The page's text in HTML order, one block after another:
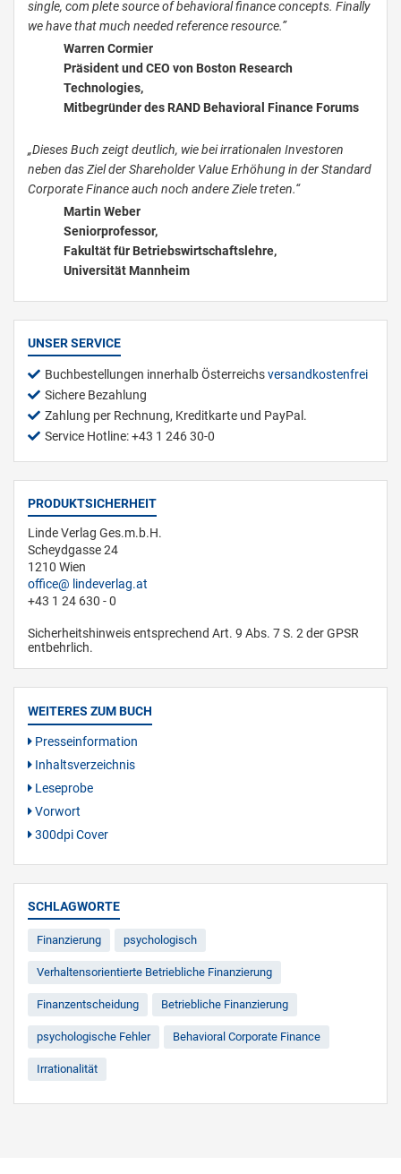
single, com­ plete source of behavioral finance concepts. Finally
we have that much needed reference resource.”
Warren Cormier
Präsident und CEO von Boston Research
Technologies,
Mitbegründer des RAND Behavioral Finance Forums
„Dieses Buch zeigt deutlich, wie bei irrationalen Investoren
neben das Ziel der Shareholder Value­ Erhöhung in der Standard
Cor­porate Finance auch noch andere Ziele treten.“
Martin Weber
Seniorprofessor,
Fakultät für Betriebswirtschaftslehre,
Universität Mannheim
UNSER SERVICE
Buchbestellungen innerhalb Österreichsversandkostenfrei
Sichere Bezahlung
Zahlung per Rechnung, Kreditkarte und PayPal.
Service Hotline: +43 1 246 30-0
PRODUKTSICHERHEIT
Linde Verlag Ges.m.b.H.
Scheydgasse 24
1210 Wien
office
lindeverlag.at
+43 1 24 630 - 0
Sicherheitshinweis entsprechend Art. 9 Abs. 7 S. 2 der GPSR
entbehrlich.
WEITERES ZUM BUCH
Presseinformation
Inhaltsverzeichnis
Leseprobe
Vorwort
300dpi Cover
SCHLAGWORTE
Finanzierung psychologisch
Verhaltensorientierte Betriebliche Finanzierung
Finanzentscheidung Betriebliche Finanzierung
psychologische Fehler Behavioral Corporate Finance
Irrationalität